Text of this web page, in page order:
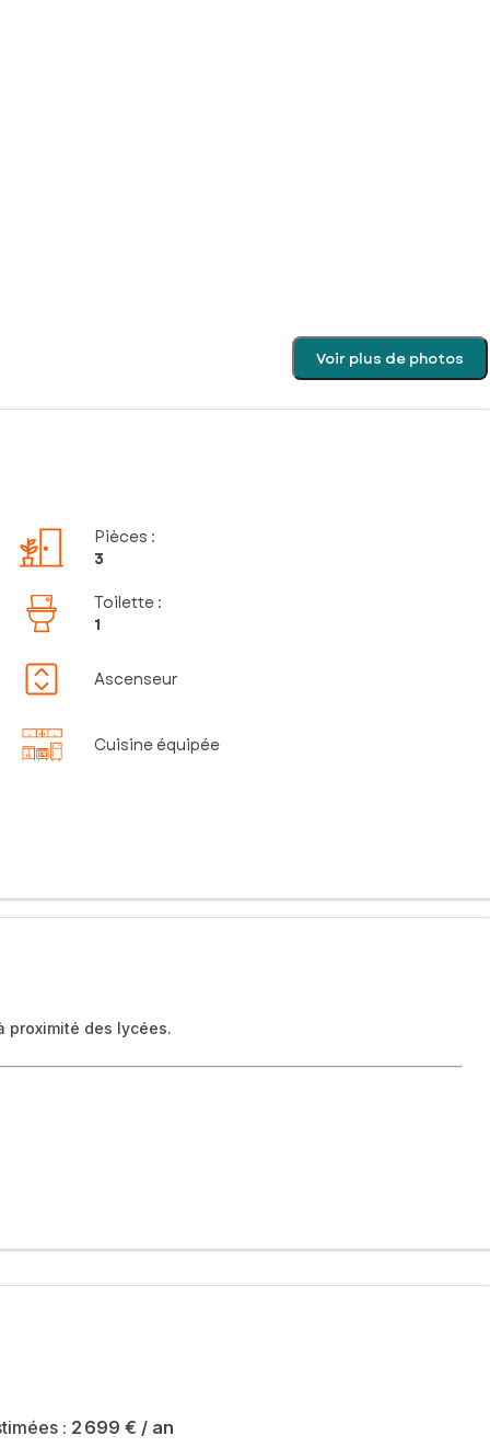
Voir plus de photos
Pièces :
3
Toilette :
1
Ascenseur
Cuisine équipée
proximité des lycées.
venez découvrir ce super T3 de 61m² lumineux et bien
: 2 699 € / an